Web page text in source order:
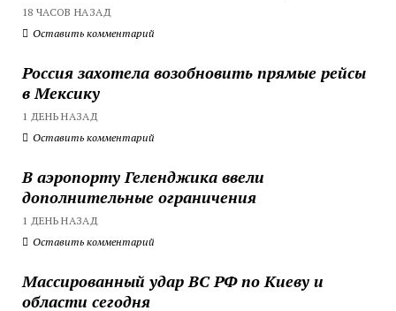
18 ЧАСОВ НАЗАД
Оставить комментарий
Россия захотела возобновить прямые рейсы
в Мексику
1 ДЕНЬ НАЗАД
Оставить комментарий
В аэропорту Геленджика ввели
дополнительные ограничения
1 ДЕНЬ НАЗАД
Оставить комментарий
Массированный удар ВС РФ по Киеву и
области сегодня